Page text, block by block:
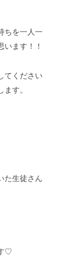
ちを一人一
います！！
てください
す。
た生徒さん
♡